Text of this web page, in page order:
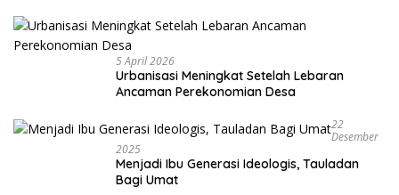
5 April 2026
Urbanisasi Meningkat Setelah Lebaran
Ancaman Perekonomian Desa
22
Desember
2025
Menjadi Ibu Generasi Ideologis, Tauladan
Bagi Umat